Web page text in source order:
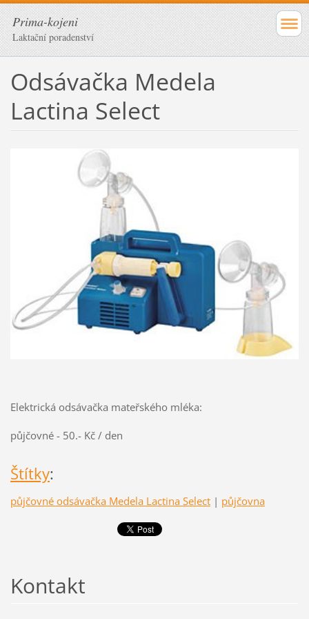
Prima-kojeni
Laktační poradenství
Odsávačka Medela
Lactina Select
Elektrická odsávačka mateřského mléka:
půjčovné - 50.- Kč / den
Štítky:
půjčovné odsávačka Medela Lactina Select | půjčovna
Kontakt